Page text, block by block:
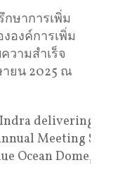
ษาการเพิ่ม
องค์การเพิ่ม
วามสำเร็จ
ายน 2025 ณ